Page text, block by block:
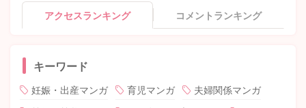
アクセスランキング コメントランキング
キーワード
妊娠・出産マンガ 育児マンガ
夫婦関係マンガ